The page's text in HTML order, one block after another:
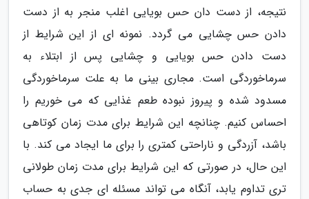
نتیجه، از دست دان حس بویایی اغلب منجر به از دست
دادن حس چشایی می گردد. نمونه ای از این شرایط از
دست دادن حس بویایی و چشایی پس از ابتلاء به
سرماخوردگی است. مجاری بینی ما به علت سرماخوردگی
مسدود شده و پیروز نبوده طعم غذایی که می خوریم را
احساس کنیم. چنانچه این شرایط برای مدت زمان کوتاهی
باشد، آزردگی و ناراحتی کمتری را برای ما ایجاد می کند. با
این حال، در صورتی که این شرایط برای مدت زمان طولانی
تری تداوم یابد، آنگاه می تواند مسئله ای جدی به حساب